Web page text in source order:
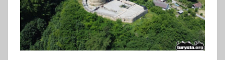
0
2
4